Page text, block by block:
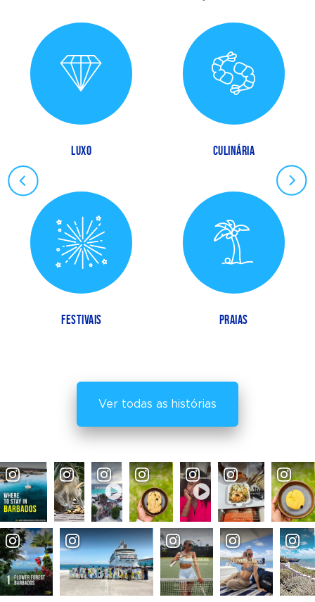
LUXO
FESTIVAIS
CULINÁRIA
PRAIAS
Ver todas as histórias